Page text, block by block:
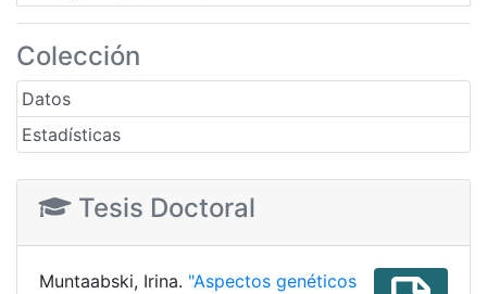
Colección
Datos
Estadísticas
Tesis Doctoral
Muntaabski, Irina. "Aspectos genéticos